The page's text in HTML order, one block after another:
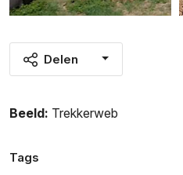
Delen
Beeld: Trekkerweb
Tags